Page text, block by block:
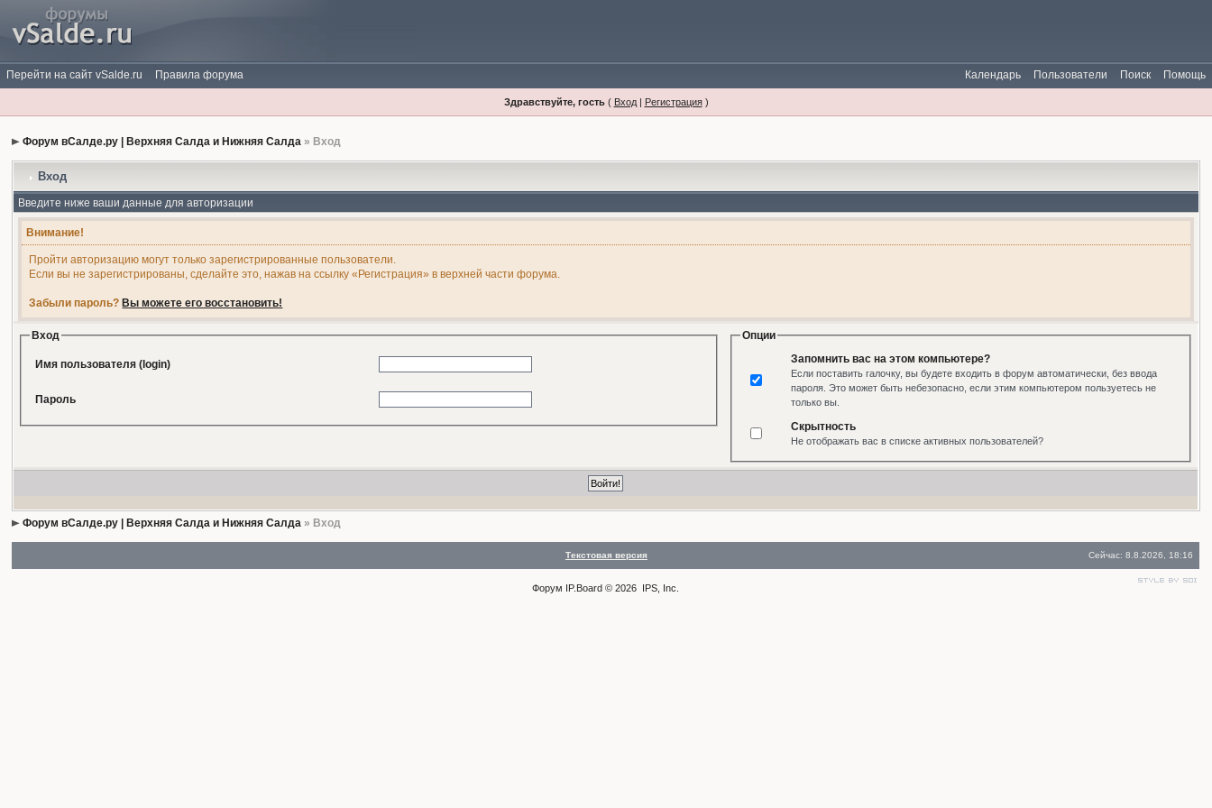
Перейти на сайт vSalde.ru Правила форума Помощь
Поиск
Пользователи
Календарь
Здравствуйте, гость( Вход| Регистрация)
Форум вСалде.ру | Верхняя Салда и Нижняя Салда » Вход
Вход
Введите ниже ваши данные для авторизации
Внимание!
Пройти авторизацию могут только зарегистрированные пользователи.
Если вы не зарегистрированы, сделайте это, нажав на ссылку «Регистрация» в верхней части форума.
Забыли пароль? Вы можете его восстановить!
Вход
Имя пользователя (login)
Пароль
Опции
Запомнить вас на этом компьютере?
Если поставить галочку, вы будете входить в форум автоматически, без ввода
пароля. Это может быть небезопасно, если этим компьютером пользуетесь не
только вы.
Скрытность
Не отображать вас в списке активных пользователей?
Форум вСалде.ру | Верхняя Салда и Нижняя Салда » Вход
Текстовая версия Сейчас: 8.8.2026, 18:16
Форум IP.Board © 2026 IPS, Inc